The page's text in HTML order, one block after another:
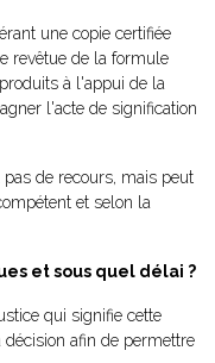
une copie certifiée
revêtue de la formule
à l'appui de la
l'acte de signification
pas de recours, mais peut
et selon la
et sous quel délai ?
qui signifie cette
afin de permettre